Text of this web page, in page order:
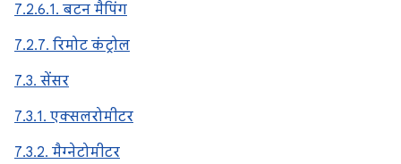
7.2.6.1. बटन मैपिंग
7.2.7. रिमोट कंट्रोल
7.3. सेंसर
7.3.1. एक्सलरोमीटर
7.3.2. मैग्नेटोमीटर